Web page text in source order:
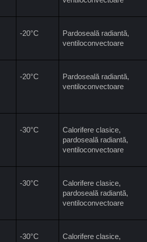
-20°C
Pardoseală radiantă,
ventiloconvectoare
-20°C
Pardoseală radiantă,
ventiloconvectoare
-30°C
Calorifere clasice,
pardoseală radiantă,
ventiloconvectoare
-30°C
Calorifere clasice,
pardoseală radiantă,
ventiloconvectoare
-30°C
Calorifere clasice,